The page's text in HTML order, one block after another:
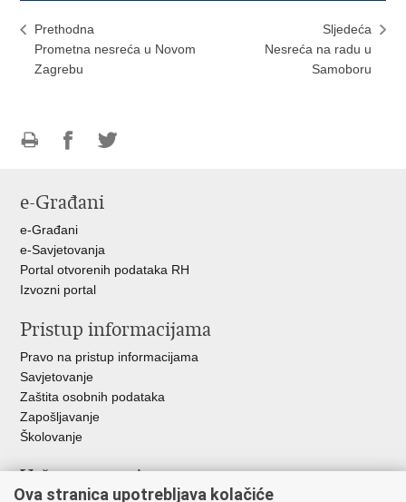
Prethodna
Prometna nesreća u Novom
Zagrebu
Sljedeća
Nesreća na radu u
Samoboru
FacebookuTwitteru
e-Građani
e-Građani
e-Savjetovanja
Portal otvorenih podataka RH
Izvozni portal
Pristup informacijama
Pravo na pristup informacijama
Savjetovanje
Zaštita osobnih podataka
Zapošljavanje
Školovanje
Važne poveznice
Ova stranica upotrebljava kolačiće